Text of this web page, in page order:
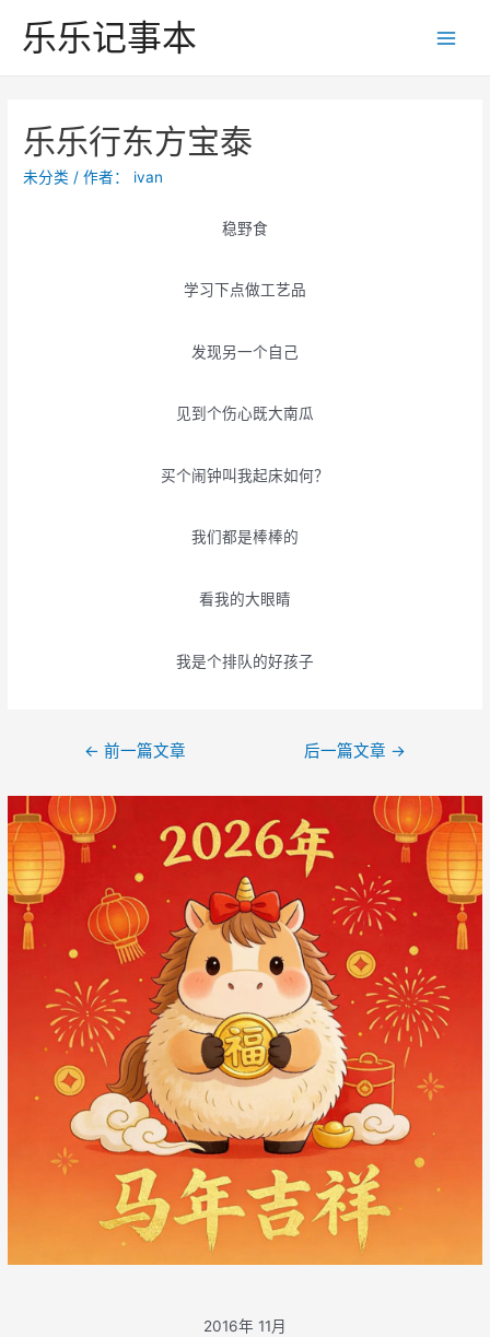
乐乐记事本
2016年 11月
乐乐行东方宝泰
未分类 / 作者： ivan
稳野食
学习下点做工艺品
发现另一个自己
见到个伤心既大南瓜
买个闹钟叫我起床如何？
我们都是棒棒的
看我的大眼睛
我是个排队的好孩子
导
航
← 前一篇文章 后一篇文章 →